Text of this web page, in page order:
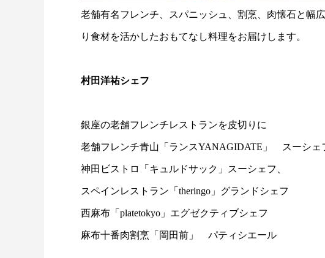
老舗有名フレンチ、スパニッシュ、割烹、肉懐石と幅
り食材を活かしたおもてなし料理をお届けします。
村田洋祐シェフ
銀座の老舗フレンチレストランを皮切りに
老舗フレンチ青山「ランスYANAGIDATE」 スーシェ
神田ビストロ「キュルドサック」スーシェフ、
スペインレストラン「theringo」グランドシェフ
西麻布「platetokyo」エグゼクティブシェフ
麻布十番肉割烹「岡田前」 パティシエール